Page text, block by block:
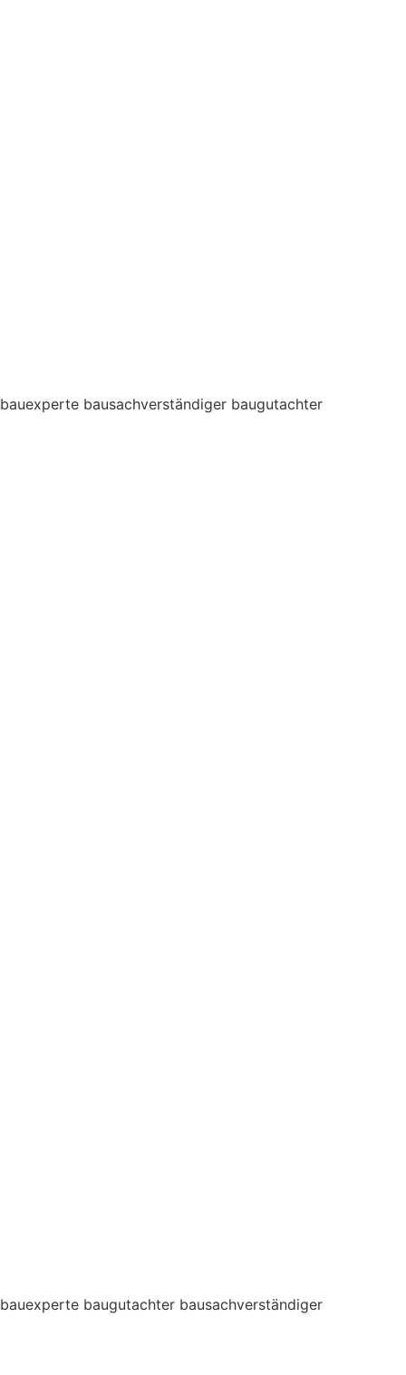
bauexperte bausachverständiger baugutachter
bauexperte baugutachter bausachverständiger